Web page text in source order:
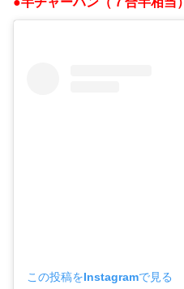
この投稿をInstagramで見る